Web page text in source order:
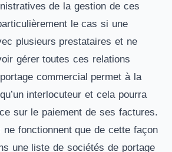
de la gestion de ces
le cas si une
plusieurs prestataires et ne
gérer toutes ces relations
commercial permet à la
interlocuteur et cela pourra
sur le paiement de ses factures.
fonctionnent que de cette façon
une liste de sociétés de portage